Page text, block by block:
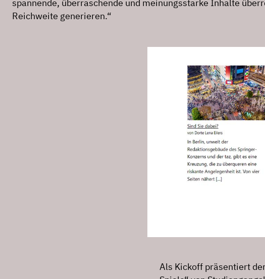
spannende, überraschende und meinungsstarke Inhalte
Reichweite generieren.“
Als Kickoff präsentiert